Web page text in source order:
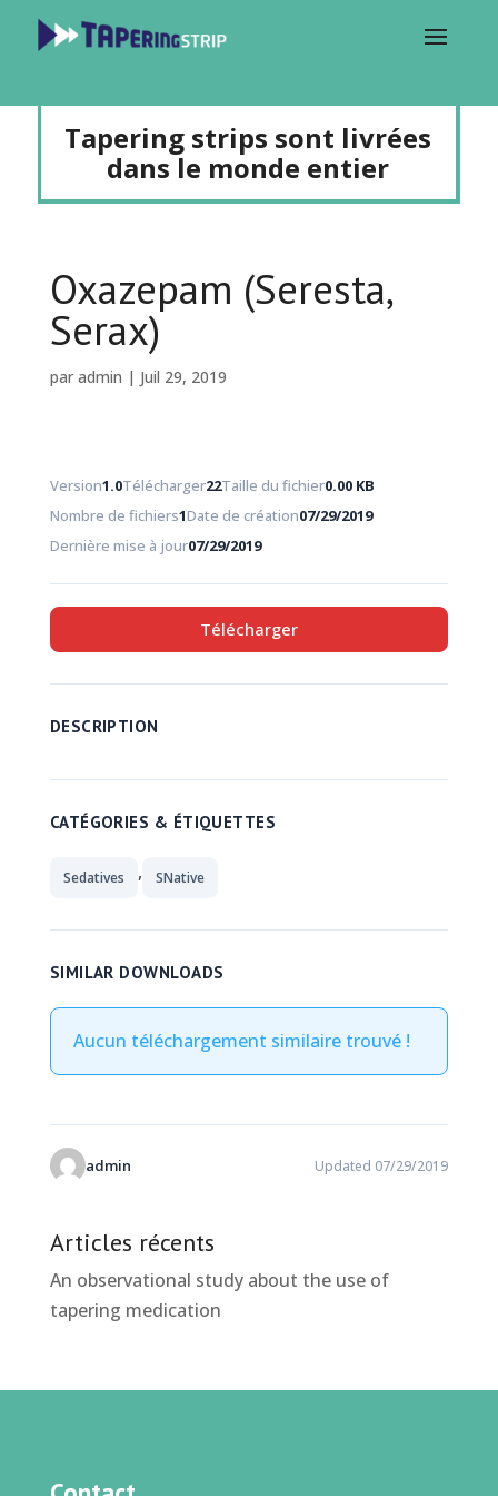
Tapering strips sont livrées
dans le monde entier
Oxazepam (Seresta,
Serax)
par admin | Juil 29, 2019
Version1.0Télécharger22Taille du fichier0.00 KB
Nombre de fichiers1Date de création07/29/2019
Dernière mise à jour07/29/2019
Télécharger
DESCRIPTION
CATÉGORIES & ÉTIQUETTES
Sedatives , SNative
SIMILAR DOWNLOADS
Aucun téléchargement similaire trouvé !
admin Updated 07/29/2019
Articles récents
An observational study about the use of
tapering medication